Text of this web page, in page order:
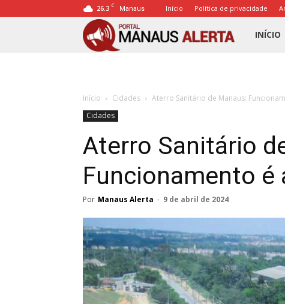
26.3 C Manaus Início Política de privacidade
Portal
INÍCIO
Início Cidades
Aterro Sanitário de Manaus:
Cidades
Aterro Sanitário
Funcionamento é
Por Manaus Alerta - 9 de abril de 2024